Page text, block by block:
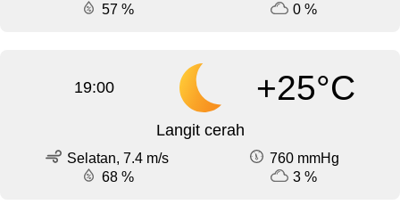
57 %
0 %
19:00 +25°C
Langit cerah
Selatan, 7.4 m/s
760 mmHg
68 %
3 %